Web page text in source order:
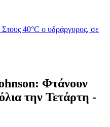
40°C ο υδράργυρος, σε
Φτάνουν
την Τετάρτη -